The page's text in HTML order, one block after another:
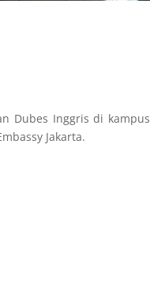
Dubes Inggris di kampus
Jakarta.